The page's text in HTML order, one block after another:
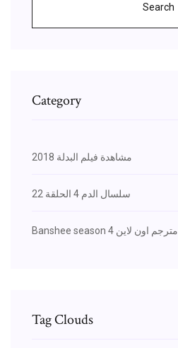
Search
Category
مشاهدة فيلم البدلة 2018
سلسال الدم 4 الحلقة 22
Banshee season 4 مترجم اون لاين
Tag Clouds